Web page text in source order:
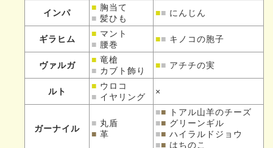
インパ
■ 胸当て
■ 髪ひも
■■ にんじん
ギラヒム
■ マント
■ 腰巻
■■ キノコの胞子
ヴァルガ
■ 竜槍
■ カブト飾り
■■ アチチの実
ルト
■ ウロコ
■ イヤリング
×
ガーナイル
■ 丸盾
■ 革
■■ トアル山羊のチーズ
■■ グリーンギル
■■ ハイラルドジョウ
■■ はちのこ